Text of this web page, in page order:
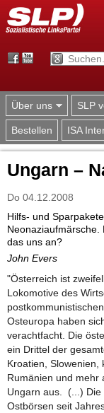
Über uns SLP
Bestellen ISA
Ungarn –
Do 04.12.2008
Hilfs- und
das uns an?
John Evers
"Österreich ist
Lokomotive des
Osteuropa haben
verachtfacht. Die
ein Drittel der
Kroatien, Slowenien,
Rumänien und mehr
Ungarn aus. (...) Die
Ostbörsen seit